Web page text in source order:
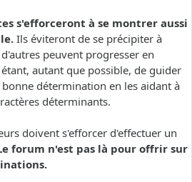
s'efforceront à se montrer aussi
Ils éviteront de se précipiter à
peuvent progresser en
autant que possible, de guider
détermination en les aidant à
déterminants.
doivent s'efforcer d'effectuer un
forum n'est pas là pour offrir sur